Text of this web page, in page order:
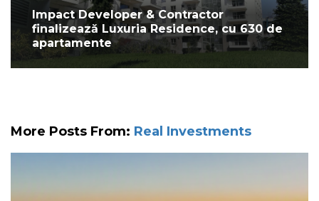
Impact Developer & Contractor
finalizează Luxuria Residence, cu 630 de
apartamente
More Posts From: Real Investments